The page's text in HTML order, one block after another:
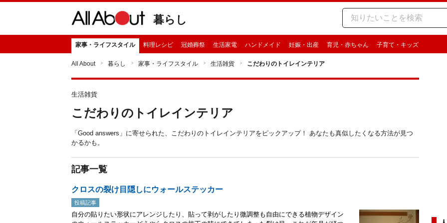
暮らし
家事・ライフスタイル 料理レシピ 冠婚葬祭 生活家電 ハンドメイド 妊娠・出産 育児・赤ちゃん 子育て・キッズ
All About 暮らし 家事・ライフスタイル 生活雑貨 こだわりのトイレインテリア
生活雑貨
こだわりのトイレインテリア
「Good answers」に寄せられた、こだわりのトイレインテリアをピックアップ！ あなたも真似したくなる方法が見つ
かるかも。
記事一覧
クロスの裂け目隠しにウォールステッカー
投稿記事
自分の貼りたい形状にアレンジしたり、貼って剥がしたり微調整も自由にできる植物デザイン